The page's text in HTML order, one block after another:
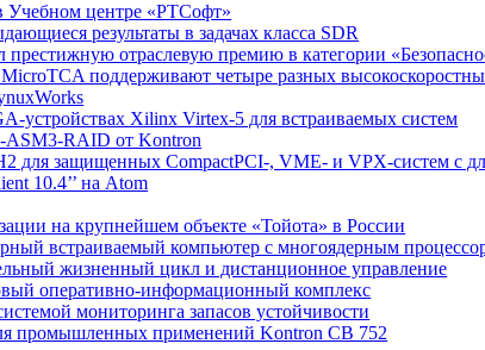
Учебном центре «РТСофт»
результаты в задачах класса SDR
отраслевую премию в категории
поддерживают четыре разных
устройствах Xilinx Virtex-5 для встраиваемых систем
ASM3-RAID от Kontron
для защищенных CompactPCI-, VME- и VPX-систем с
10.4’’ на Atom
на крупнейшем объекте «Тойота» в России
встраиваемый компьютер с многоядерным
жизненный цикл и дистанционное управление
оперативно-информационный комплекс
мониторинга запасов устойчивости
промышленных применений Kontron CB 752